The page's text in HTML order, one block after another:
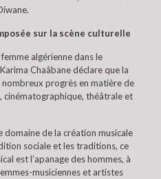
sur la scène culturelle
algérienne dans le
Chaâbane déclare que la
nombreux progrès en matière de
théâtrale et
domaine de la création musicale
sociale et les traditions, ce
est l’apanage des hommes, à
musiciennes et artistes